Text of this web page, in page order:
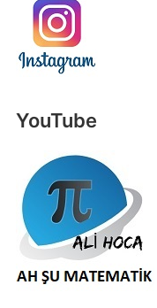
YouTube